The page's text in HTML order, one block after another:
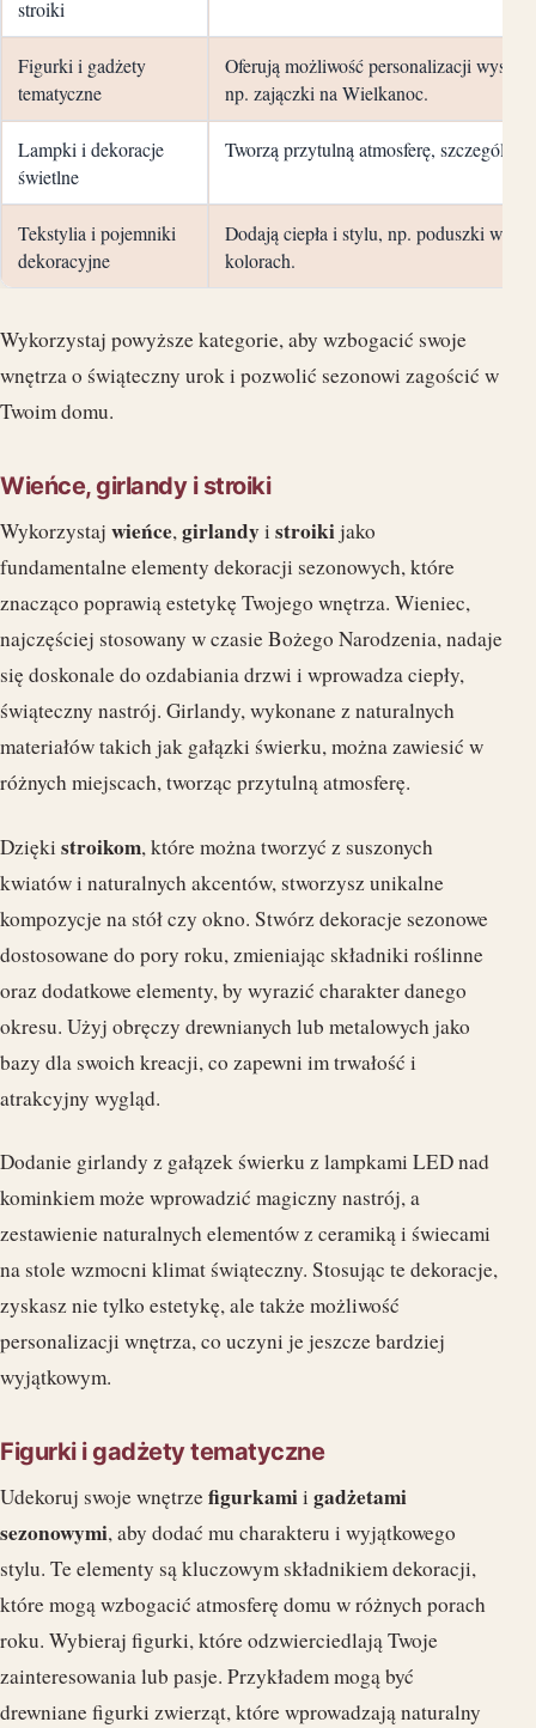
stroiki
Figurki i gadżety
tematyczne
Oferują możliwość personalizacji
np. zajączki na Wielkanoc.
Lampki i dekoracje
świetlne
Tworzą przytulną atmosferę,
Tekstylia i pojemniki
dekoracyjne
Dodają ciepła i stylu, np. poduszki w
kolorach.
Wykorzystaj powyższe kategorie, aby wzbogacić swoje
wnętrza o świąteczny urok i pozwolić sezonowi zagościć w
Twoim domu.
Wieńce, girlandy i stroiki
Wykorzystaj wieńce,girlandyi stroikijako
fundamentalne elementy dekoracji sezonowych, które
znacząco poprawią estetykę Twojego wnętrza. Wieniec,
najczęściej stosowany w czasie Bożego Narodzenia, nadaje
się doskonale do ozdabiania drzwi i wprowadza ciepły,
świąteczny nastrój. Girlandy, wykonane z naturalnych
materiałów takich jak gałązki świerku, można zawiesić w
różnych miejscach, tworząc przytulną atmosferę.
Dzięki stroikom, które można tworzyć z suszonych
kwiatów i naturalnych akcentów, stworzysz unikalne
kompozycje na stół czy okno. Stwórz dekoracje sezonowe
dostosowane do pory roku, zmieniając składniki roślinne
oraz dodatkowe elementy, by wyrazić charakter danego
okresu. Użyj obręczy drewnianych lub metalowych jako
bazy dla swoich kreacji, co zapewni im trwałość i
atrakcyjny wygląd.
Dodanie girlandy z gałązek świerku z lampkami LED nad
kominkiem może wprowadzić magiczny nastrój, a
zestawienie naturalnych elementów z ceramiką i świecami
na stole wzmocni klimat świąteczny. Stosując te dekoracje,
zyskasz nie tylko estetykę, ale także możliwość
personalizacji wnętrza, co uczyni je jeszcze bardziej
wyjątkowym.
Figurki i gadżety tematyczne
Udekoruj swoje wnętrzefigurkamii gadżetami
sezonowymi, aby dodać mu charakteru i wyjątkowego
stylu. Te elementy są kluczowym składnikiem dekoracji,
które mogą wzbogacić atmosferę domu w różnych porach
roku. Wybieraj figurki, które odzwierciedlają Twoje
zainteresowania lub pasje. Przykładem mogą być
drewniane figurki zwierząt, które wprowadzają naturalny